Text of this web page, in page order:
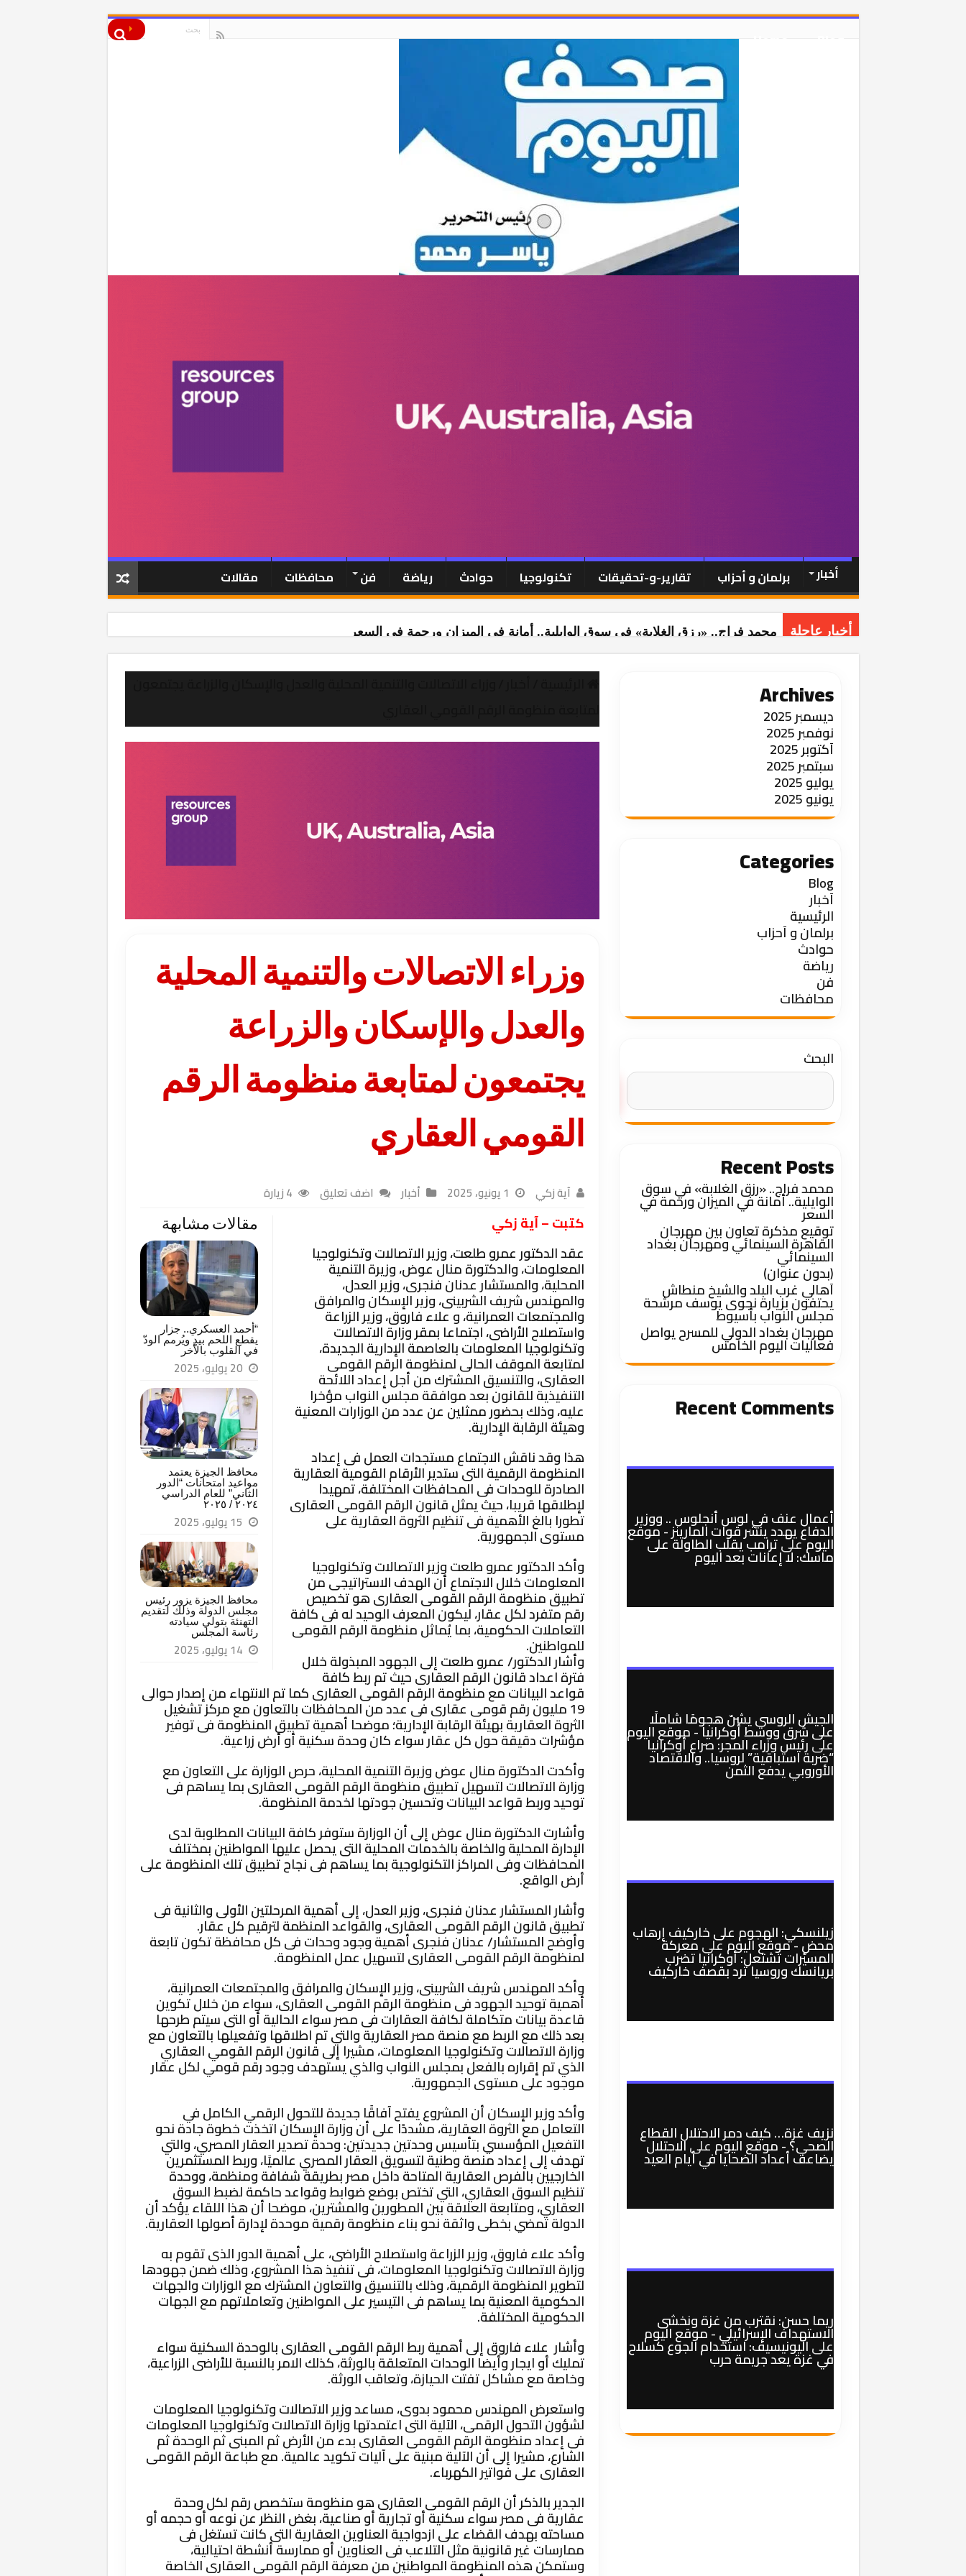
أخبار برلمان و أحزاب تقارير-و-تحقيقات تكنولوجيا حوادث رياضة فن محافظات مقالات
أخبار عاجلة محمد فراج.. «رزق الغلابة» في سوق الوايلية.. أمانة في الميزان ورحمة في السعر
وزراء الاتصالات والتنمية المحلية
والعدل والإسكان والزراعة
يجتمعون لمتابعة منظومة الرقم
القومي العقاري
آية زكي 1 يونيو، 2025 أخبار اضف تعليق 4 زيارة
مقالات مشابهة
“أحمد العسكري.. جزار
يقطع اللحم بيدٍ ويُرمم الودّ
في القلوب بالأخر
20 يوليو، 2025
محافظ الجيزة يعتمد
مواعيد امتحانات “الدور
الثاني” للعام الدراسي
٢٠٢٤ / ٢٠٢٥
15 يوليو، 2025
محافظ الجيزة يزور رئيس
مجلس الدولة وذلك لتقديم
التهنئة بتولي سيادته
رئاسة المجلس
14 يوليو، 2025
كتبت – آية زكي
عقد الدكتور عمرو طلعت، وزير الاتصالات وتكنولوجيا
المعلومات، والدكتورة منال عوض، وزيرة التنمية
المحلية، والمستشار عدنان فنجرى، وزير العدل،
والمهندس شريف الشربينى، وزير الإسكان والمرافق
والمجتمعات العمرانية، و علاء فاروق، وزير الزراعة
واستصلاح الأراضى، اجتماعا بمقر وزارة الاتصالات
وتكنولوجيا المعلومات بالعاصمة الإدارية الجديدة،
لمتابعة الموقف الحالى لمنظومة الرقم القومى
العقارى، والتنسيق المشترك من أجل إعداد اللائحة
التنفيذية للقانون بعد موافقة مجلس النواب مؤخرا
عليه، وذلك بحضور ممثلين عن عدد من الوزارات المعنية
وهيئة الرقابة الإدارية.
هذا وقد ناقش الاجتماع مستجدات العمل فى إعداد
المنظومة الرقمية التى ستدير الأرقام القومية العقارية
الصادرة للوحدات فى المحافظات المختلفة، تمهيدا
لإطلاقها قريبا، حيث يمثل قانون الرقم القومى العقارى
تطورا بالغ الأهمية فى تنظيم الثروة العقارية على
مستوى الجمهورية.
وأكد الدكتور عمرو طلعت وزير الاتصالات وتكنولوجيا
المعلومات خلال الاجتماع أن الهدف الاستراتيجى من
تطبيق منظومة الرقم القومى العقارى هو تخصيص
رقم متفرد لكل عقار، ليكون المعرف الوحيد له فى كافة
التعاملات الحكومية، بما يُماثل منظومة الرقم القومى
للمواطنين.
وأشار الدكتور/ عمرو طلعت إلى الجهود المبذولة خلال
فترة اعداد قانون الرقم العقارى حيث تم ربط كافة
قواعد البيانات مع منظومة الرقم القومى العقارى كما تم الانتهاء من إصدار حوالى
19 مليون رقم قومى عقارى فى عدد من المحافظات بالتعاون مع مركز تشغيل
الثروة العقارية بهيئة الرقابة الإدارية؛ موضحا أهمية تطبيق المنظومة فى توفير
مؤشرات دقيقة حول كل عقار سواء كان وحدة سكنية أو أرض زراعية.
وأكدت الدكتورة منال عوض وزيرة التنمية المحلية، حرص الوزارة على التعاون مع
وزارة الاتصالات لتسهيل تطبيق منظومة الرقم القومى العقارى بما يساهم فى
توحيد وربط قواعد البيانات وتحسين جودتها لخدمة المنظومة.
وأشارت الدكتورة منال عوض إلى أن الوزارة ستوفر كافة البيانات المطلوبة لدى
الإدارة المحلية والخاصة بالخدمات المحلية التى يحصل عليها المواطنين بمختلف
المحافظات وفى المراكز التكنولوجية بما يساهم فى نجاح تطبيق تلك المنظومة على
أرض الواقع.
وأشار المستشار عدنان فنجرى، وزير العدل، إلى أهمية المرحلتين الأولى والثانية فى
تطبيق قانون الرقم القومى العقارى، والقواعد المنظمة لترقيم كل عقار.
وأوضح المستشار/ عدنان فنجرى أهمية وجود وحدات فى كل محافظة تكون تابعة
لمنظومة الرقم القومى العقارى لتسهيل عمل المنظومة.
وأكد المهندس شريف الشربينى، وزير الإسكان والمرافق والمجتمعات العمرانية،
أهمية توحيد الجهود فى منظومة الرقم القومى العقارى، سواء من خلال تكوين
قاعدة بيانات متكاملة لكافة العقارات فى مصر سواء الحالية أو التى سيتم طرحها
بعد ذلك مع الربط مع منصة مصر العقارية والتي تم اطلاقها وتفعيلها بالتعاون مع
وزارة الاتصالات وتكنولوجيا المعلومات، مشيرا إلى قانون الرقم القومي العقاري
الذي تم إقراره بالفعل بمجلس النواب والذي يستهدف وجود رقم قومي لكل عقار
موجود على مستوى الجمهورية.
وأكد وزير الإسكان أن المشروع يفتح آفاقًا جديدة للتحول الرقمي الكامل في
التعامل مع الثروة العقارية، مشددًا على أن وزارة الإسكان اتخذت خطوة جادة نحو
التفعيل المؤسسي بتأسيس وحدتين جديدتين: وحدة تصدير العقار المصري، والتي
تهدف إلى إعداد منصة وطنية لتسويق العقار المصري عالميًا، وربط المستثمرين
الخارجيين بالفرص العقارية المتاحة داخل مصر بطريقة شفافة ومنظمة، ووحدة
تنظيم السوق العقاري، التي تختص بوضع ضوابط وقواعد حاكمة لضبط السوق
العقاري، ومتابعة العلاقة بين المطورين والمشترين، موضحا أن هذا اللقاء يؤكد أن
الدولة تمضي بخطى واثقة نحو بناء منظومة رقمية موحدة لإدارة أصولها العقارية.
وأكد علاء فاروق، وزير الزراعة واستصلاح الأراضى، على أهمية الدور الذى تقوم به
وزارة الاتصالات وتكنولوجيا المعلومات، فى تنفيذ هذا المشروع، وذلك ضمن جهودها
لتطوير المنظومة الرقمية، وذلك بالتنسيق والتعاون المشترك مع الوزارات والجهات
الحكومية المعنية بما يساهم فى التيسير على المواطنين وتعاملاتهم مع الجهات
الحكومية المختلفة.
وأشار علاء فاروق إلى أهمية ربط الرقم القومى العقارى بالوحدة السكنية سواء
تمليك أو ايجار وأيضا الوحدات المتعلقة بالورثة، كذلك الامر بالنسبة للأراضى الزراعية،
وخاصة مع مشاكل تفتت الحيازة، وتعاقب الورثة.
واستعرض المهندس محمود بدوى، مساعد وزير الاتصالات وتكنولوجيا المعلومات
لشؤون التحول الرقمى، الآلية التى اعتمدتها وزارة الاتصالات وتكنولوجيا المعلومات
فى إعداد منظومة الرقم القومى العقارى بدء من الأرض ثم المبنى ثم الوحدة ثم
الشارع، مشيرا إلى أن الآلية مبنية على آليات تكويد عالمية. مع طباعة الرقم القومى
العقارى على فواتير الكهرباء.
الجدير بالذكر أن الرقم القومى العقارى هو منظومة ستخصص رقم لكل وحدة
عقارية فى مصر سواء سكنية أو تجارية أو صناعية، بغض النظر عن نوعه أو حجمه أو
مساحته بهدف القضاء على ازدواجية العناوين العقارية التى كانت تستغل فى
ممارسات غير قانونية مثل التلاعب فى العناوين أو ممارسة أنشطة احتيالية،
وستمكن هذه المنظومة المواطنين من معرفة الرقم القومى العقارى الخاصة
Archives
ديسمبر 2025
نوفمبر 2025
أكتوبر 2025
سبتمبر 2025
يوليو 2025
يونيو 2025
Categories
Blog
أخبار
الرئيسية
برلمان و أحزاب
حوادث
رياضة
فن
محافظات
البحث
البحث
Recent Posts
محمد فراج.. «رزق الغلابة» في سوق
الوايلية.. أمانة في الميزان ورحمة في
السعر
توقيع مذكرة تعاون بين مهرجان
القاهرة السينمائي ومهرجان بغداد
السينمائي
(بدون عنوان)
أهالي غرب البلد والشيخ منطاش
يحتفون بزيارة نجوى يوسف مرشحة
مجلس النواب بأسيوط
مهرجان بغداد الدولي للمسرح يواصل
فعاليات اليوم الخامس
Recent Comments
أعمال عنف في لوس أنجلوس .. ووزير
الدفاع يهدد ينشر قوات المارينز - موقع
اليومعلىترامب يقلب الطاولة على
ماسك: لا إعانات بعد اليوم
الجيش الروسي يشنّ هجومًا شاملًا
على شرق ووسط أوكرانيا - موقع اليوم
علىرئيس وزراء المجر: صراع أوكرانيا
“ضربة استباقية” لروسيا.. والاقتصاد
الأوروبي يدفع الثمن
زيلنسكي: الهجوم على خاركيف إرهاب
محض - موقع اليومعلىمعركة
المسيّرات تشتعل: أوكرانيا تضرب
بريانسك وروسيا ترد بقصف خاركيف
نزيف غزة… كيف دمر الاحتلال القطاع
الصحي؟ - موقع اليومعلىالاحتلال
يضاعف أعداد الضحايا في أيام العيد
ريما حسن: نقترب من غزة ونخشى
الاستهداف الإسرائيلي - موقع اليوم
علىاليونيسيف: استخدام الجوع كسلاح
في غزة يعد جريمة حرب